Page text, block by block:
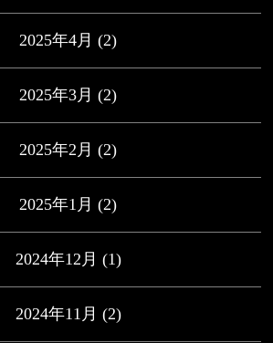
2025年4月 (2)
2025年3月 (2)
2025年2月 (2)
2025年1月 (2)
2024年12月 (1)
2024年11月 (2)